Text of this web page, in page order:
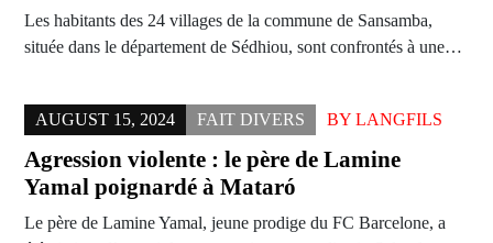
Les habitants des 24 villages de la commune de Sansamba,
située dans le département de Sédhiou, sont confrontés à une…
AUGUST 15, 2024 FAIT DIVERS BY LANGFILS
Agression violente : le père de Lamine
Yamal poignardé à Mataró
Le père de Lamine Yamal, jeune prodige du FC Barcelone, a